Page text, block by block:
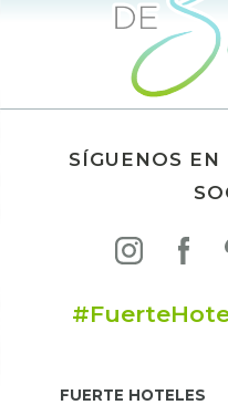
SÍGUENOS EN
FUERTE HOTELES